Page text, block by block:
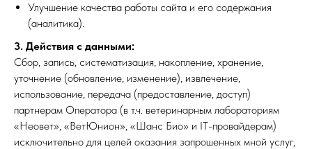
Улучшение качества работы сайта и его содержания
(аналитика).
3. Действия с данными:
Сбор, запись, систематизация, накопление, хранение,
уточнение (обновление, изменение), извлечение,
использование, передача (предоставление, доступ)
партнерам Оператора (в т.ч. ветеринарным лабораториям
«Неовет», «ВетЮнион», «Шанс Био» и IT-провайдерам)
исключительно для целей оказания запрошенных мной услуг,